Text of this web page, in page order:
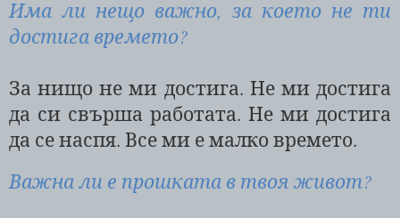
Има ли нещо важно, за което не ти
достига времето?
За нищо не ми достига. Не ми достига
да си свърша работата. Не ми достига
да се наспя. Все ми е малко времето.
Важна ли е прошката в твоя живот?